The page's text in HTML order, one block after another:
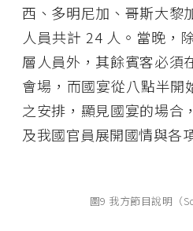
西、多明尼加、哥斯大黎
人員共計 24 人。當晚，
層人員外，其餘賓客必須
會場，而國宴從八點半開
之安排，顯見國宴的場合
及我國官員展開國情與各
圖9 我方節目說明（